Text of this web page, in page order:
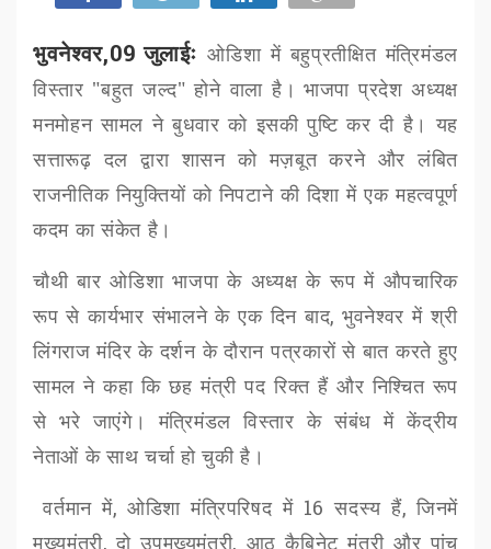
भुवनेश्वर,09 जुलाईः ओडिशा में बहुप्रतीक्षित मंत्रिमंडल
विस्तार "बहुत जल्द" होने वाला है । भाजपा प्रदेश अध्यक्ष
मनमोहन सामल ने बुधवार को इसकी पुष्टि कर दी है। यह
सत्तारूढ़ दल द्वारा शासन को मज़बूत करने और लंबित
राजनीतिक नियुक्तियों को निपटाने की दिशा में एक महत्वपूर्ण
कदम का संकेत है।
चौथी बार ओडिशा भाजपा के अध्यक्ष के रूप में औपचारिक
रूप से कार्यभार संभालने के एक दिन बाद, भुवनेश्वर में श्री
लिंगराज मंदिर के दर्शन के दौरान पत्रकारों से बात करते हुए
सामल ने कहाकिछह मंत्री पद रिक्त हैं और निश्चित रूप
से भरे जाएंगे। मंत्रिमंडल विस्तार के संबंध में केंद्रीय
नेताओं के साथ चर्चा हो चुकी है।
वर्तमान में,ओडिशा मंत्रिपरिषद में 16 सदस्य हैं,जिनमें
मुख्यमंत्री,दो उपमुख्यमंत्री, आठ कैबिनेट मंत्री और पांच